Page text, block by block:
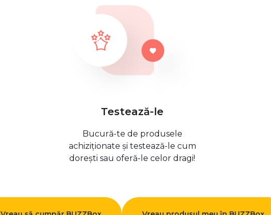
Testează-le
Bucură-te de produsele
achiziționate și testează-le cum
dorești sau oferă-le celor dragi!